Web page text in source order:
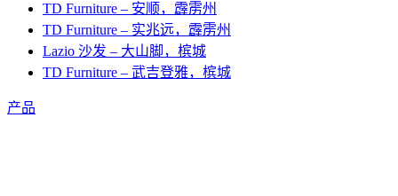
TD Furniture – 安顺，霹雳州
TD Furniture – 实兆远，霹雳州
Lazio 沙发 – 大山脚，槟城
TD Furniture – 武吉登雅，槟城
产品